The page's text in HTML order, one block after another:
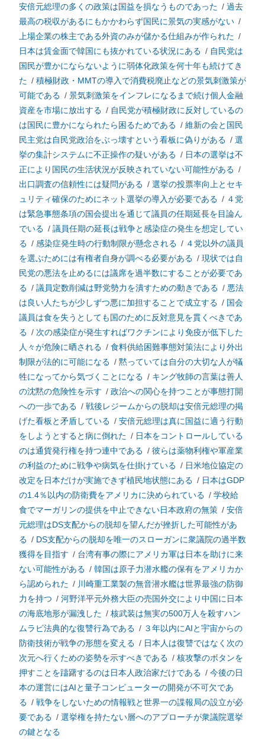
安倍元総理の多くの政策は国益を損なうものであった / 過去
最高の税収があるにもかかわらず国民に景気の実感がない /
上場企業の株主である外資のみが儲かる仕組みが作られた /
日本は賃金面で韓国にも抜かれている状況にある / 自民党は
国民が豊かにならないように弱体化政策を何十年も続けてき
た / 積極財政・MMTの導入で消費税廃止などの景気刺激策が
可能である / 景気刺激策をインフレになるまで続け個人金融
資産を市場に放出する / 自民党が積極財政に反対しているの
は国民に豊かになられたら困るためである / 維新の会と国民
民主党は自民党政治をぶっ壊すという看板に偽りがある / 選
挙の集計システムに不正操作の疑いがある / 日本の選挙は不
正により国民の生活状況が反映されていない可能性がある /
出口調査の信頼性には疑問がある / 選挙の投票率向上とセキ
ュリティ確保のためにネット選挙の導入が必要である / ４党
は緊急事態条項の国会提出を通じて議員の任期延長を目論ん
でいる / 議員任期の延長は戦争と感染症の発生を想定してい
る / 感染症発生時の行動制限が懸念される / ４党以外の議員
を選ぶためには有権者自身が調べる必要がある / 現状では自
民党の悪法を止めるには議席を過半数にすることが必要であ
る / 議員定数削減は野党勢力を潰すための動きである / 悪法
は良い人たちが少しずつ悪に加担することで成立する / 国会
議員は食を失うとしても国のために反対意見を貫くべきであ
る / 次の感染症が発生すればワクチンにより免疫が低下した
人々が危険に晒される / 食料供給困難事態対策法により外出
制限が法的に可能になる / 黙っていては自分の大切な人が犠
牲になってから気づくことになる / キング牧師の言葉は善人
の沈黙の危険性を示す / 政治への関心を持つことが事態打開
への一歩である / 戦後レジームからの脱却は安倍元総理の掲
げた看板と矛盾している / 安倍元総理は真に国益に適う行動
をしようとすると病に倒れた / 日本をコントロールしている
のは通貨発行権を持つ連中である / 彼らは薬物利権や軍産業
の利益のために戦争や病気を仕掛けている / 日米地位協定の
改定を日本だけが実施できず植民地状態にある / 日本はGDP
の1.4％以内の防衛費をアメリカに決められている / 学校給
食でマーガリンの提供を中止できない日本政府の無策 / 安倍
元総理はDS支配からの脱却を望んだが挫折した可能性があ
る / DS支配からの脱却を唯一のスローガンに衆議院の過半数
獲得を目指す / 台湾有事の際にアメリカ軍は日本を助けに来
ない可能性がある / 韓国は原子力潜水艦の保有をアメリカか
ら認められた / 川崎重工業製の無音潜水艦は世界最強の防御
力を持つ / 河野洋平元外務大臣の売国外交により中国に日本
の海底地形が漏洩した / 核武装は無実の500万人を殺すハン
ムラビ法典的な復讐行為である / ３年以内にAIと宇宙からの
防衛技術が戦争の形態を変える / 日本人は復讐ではなく次の
次元へ行くための姿勢を示すべきである / 核攻撃のボタンを
押すことを躊躇するのは日本人政治家だけである / 今後の日
本の運営にはAIと量子コンピューターの開発が不可欠であ
る / 戦争をしないための情報戦と世界一の諜報局の設立が必
要である / 選挙権を持たない層へのアプローチが衆議院選挙
の鍵となる